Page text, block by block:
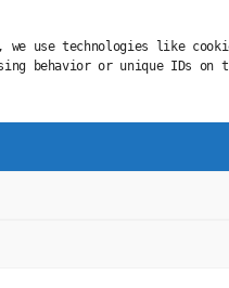
we use technologies like
behavior or unique IDs